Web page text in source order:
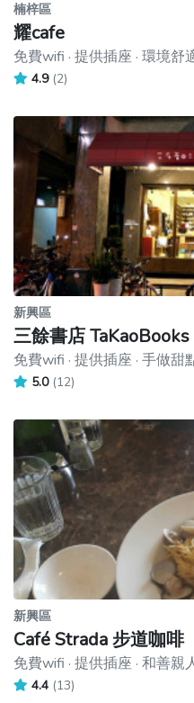
楠梓區
耀cafe
免費wifi · 提供插座 · 環境舒
4.9 (2)
新興區
三餘書店 TaKaoBooks
免費wifi · 提供插座 · 手做甜
5.0 (12)
新興區
Café Strada 步道咖啡
免費wifi · 提供插座 · 和善親
4.4 (13)